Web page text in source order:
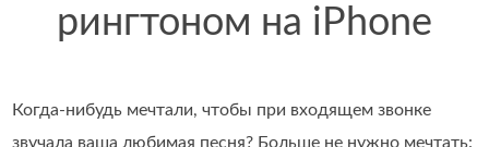
рингтоном на iPhone
Когда‑нибудь мечтали, чтобы при входящем звонке
звучала ваша любимая песня? Больше не нужно мечтать: